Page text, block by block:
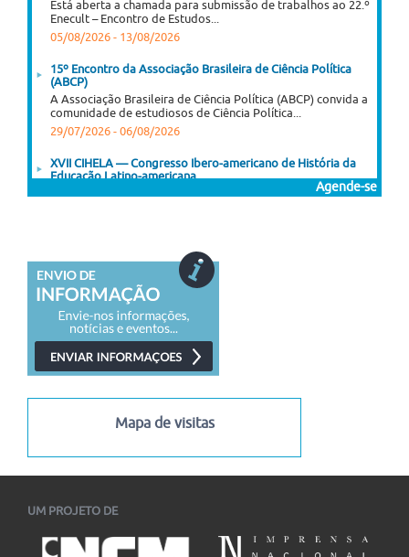
Está aberta a chamada para submissão de trabalhos ao 22.º
Enecult – Encontro de Estudos...
05/08/2026 - 13/08/2026
15º Encontro da Associação Brasileira de Ciência Política
(ABCP)
A Associação Brasileira de Ciência Política (ABCP) convida a
comunidade de estudiosos de Ciência Política...
29/07/2026 - 06/08/2026
XVII CIHELA — Congresso Ibero-americano de História da
Educação Latino-americana
A Sociedade Argentina de Pesquisa e Ensino em História da
XI Encontro Latino-Americano de História Oral
XI Encontro Latino-Americano de História Oral História Oral,
para quê? 20 anos do primeiro encontro...
03/08/2026
- 07/08/2026
I Congresso Internacional Saramago Vive! em Belo Horizonte
I Congresso Internacional Saramago Vive! reúne estudiosos
das literaturas de língua portuguesa em Belo Horizonte...
Agende-se
Mapa de visitas
UM PROJETO DE